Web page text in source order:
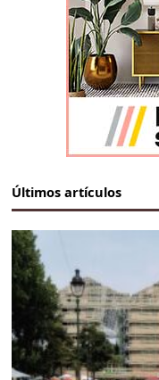
Últimos artículos